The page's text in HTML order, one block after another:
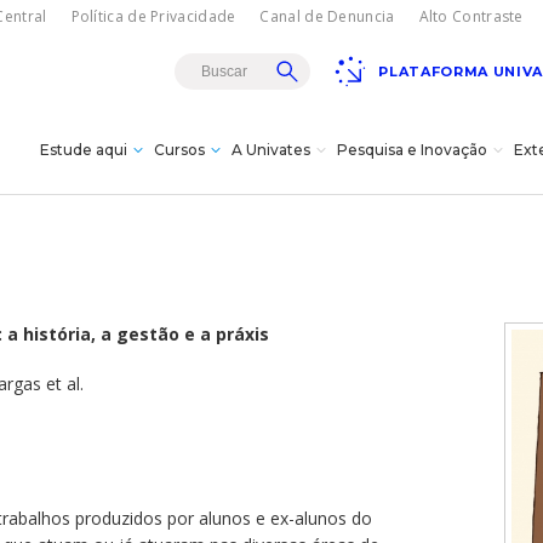
Política de Privacidade Canal de Denuncia Alto Contraste
PLATAFORMA
Estude aqui
e bolsas
Cursos A Univates Pesquisa e Inovação
da
de
-
The Moscow Ballet em
Lajeado
a história, a gestão e a práxis
et al.
produzidos por alunos e ex-alunos do